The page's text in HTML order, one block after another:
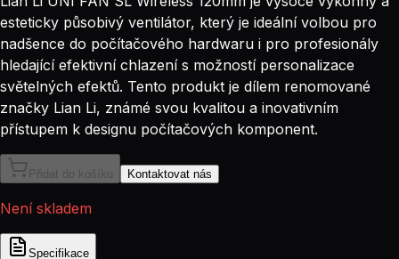
esteticky působivý ventilátor, který je ideální volbou pro
nadšence do počítačového hardwaru i pro profesionály
hledající efektivní chlazení s možností personalizace
světelných efektů. Tento produkt je dílem renomované
značky Lian Li, známé svou kvalitou a inovativním
přístupem k designu počítačových komponent.
Přidat do košíku Kontaktovat nás
Není skladem
Specifikace